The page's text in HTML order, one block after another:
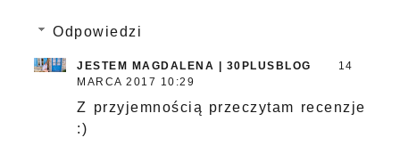
Odpowiedzi
JESTEM MAGDALENA | 30PLUSBLOG
14
MARCA 2017 10:29
Z przyjemnością przeczytam recenzje
:)